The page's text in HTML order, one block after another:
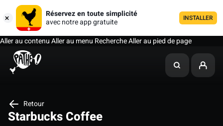
Réservez en toute simplicité
avec notre app gratuite
INSTALLER
Aller au contenuAller au menu RechercheAller au pied de page
Retour
Starbucks Coffee